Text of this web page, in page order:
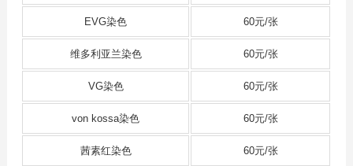
EVG染色 60元/张
维多利亚兰染色 60元/张
VG染色 60元/张
von kossa染色 60元/张
茜素红染色 60元/张